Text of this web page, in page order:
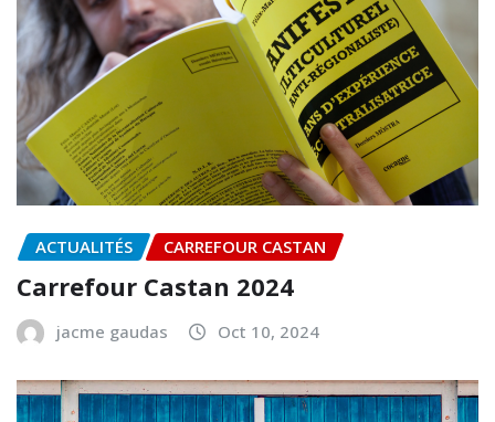
ACTUALITÉS CARREFOUR CASTAN
Carrefour Castan 2024
jacme gaudas Oct 10, 2024